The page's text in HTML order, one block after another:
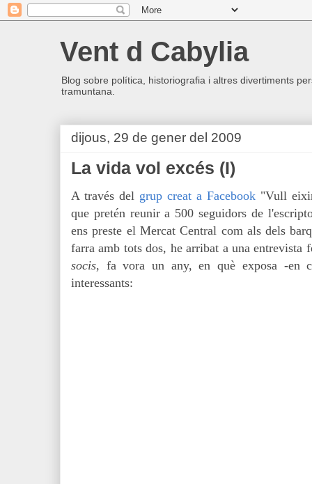
Vent d Cabylia
Blog sobre política, historiografia i altres divertiments
tramuntana.
dijous, 29 de gener del 2009
La vida vol excés (I)
A través del grup creat a Facebook "Vull
que pretén reunir a 500 seguidors de
ens preste el Mercat Central com als dels
farra amb tots dos, he arribat a una
socis, fa vora un any, en què exposa -en
interessants: